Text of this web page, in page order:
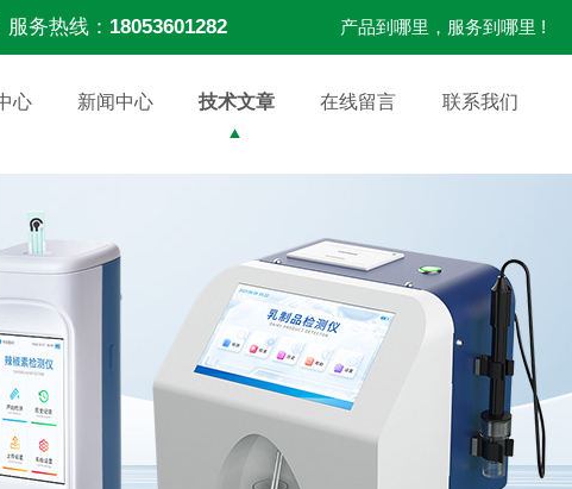
服务热线： 18053601282 产品到哪里，服务到哪里 !
心 新闻中心 技术文章 在线留言 联系我们